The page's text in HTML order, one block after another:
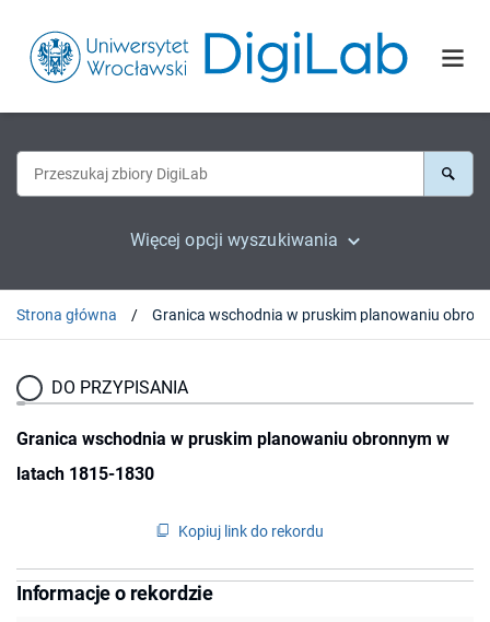
Więcej opcji wyszukiwania
Strona główna
DO PRZYPISANIA
Granica wschodnia w pruskim planowaniu obronnym w
latach 1815-1830
Kopiuj link do rekordu
Informacje o rekordzie